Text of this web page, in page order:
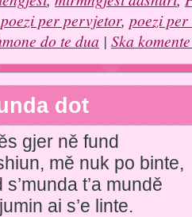
poezi per pervjetor, poezi per
do te dua | Ska
dot
gjer ně fund
mě nuk po binte,
t’a mundě
ai s’e linte.